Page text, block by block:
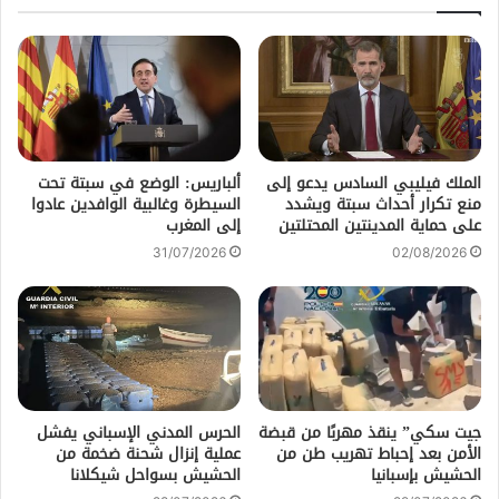
الملك فيليبي السادس يدعو إلى
منع تكرار أحداث سبتة ويشدد
على حماية المدينتين المحتلتين
02/08/2026
ألباريس: الوضع في سبتة تحت
السيطرة وغالبية الوافدين عادوا
إلى المغرب
31/07/2026
جيت سكي” ينقذ مهربًا من قبضة
الأمن بعد إحباط تهريب طن من
الحشيش بإسبانيا
الحرس المدني الإسباني يفشل
عملية إنزال شحنة ضخمة من
الحشيش بسواحل شيكلانا